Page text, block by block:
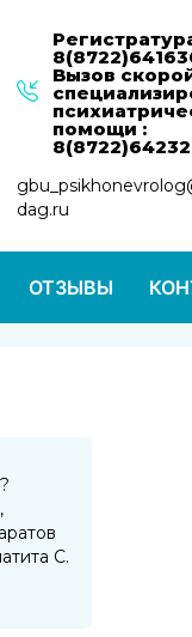
Вызов
помощи :
dag.ru
ОТЗЫВЫ
С.